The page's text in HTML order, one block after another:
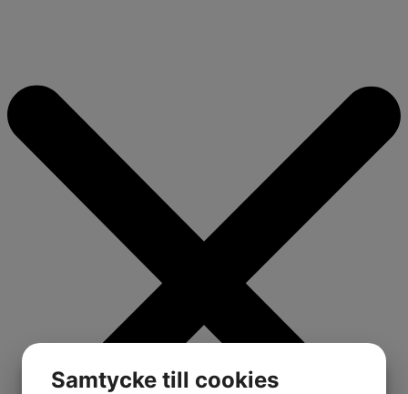
Samtycke till cookies